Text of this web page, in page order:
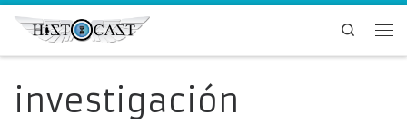
Saltar al contenido
Search
investigación